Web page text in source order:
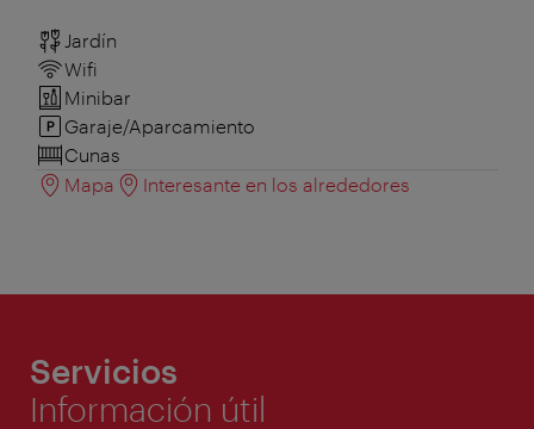
Jardín
Wifi
Minibar
Garaje/Aparcamiento
Cunas
Mapa
Interesante en los alrededores
Servicios
Información útil